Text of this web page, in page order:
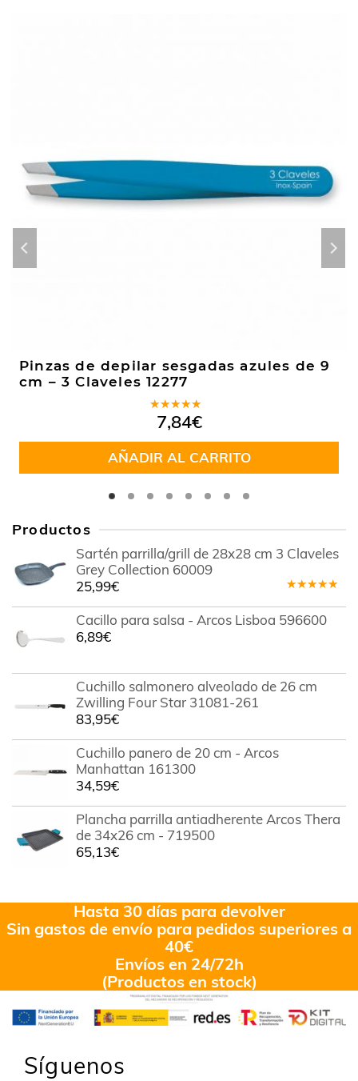
Pinzas de depilar sesgadas azules de 9
cm – 3 Claveles 12277
Valorado
en 5.00de
5
7,84€
AÑADIR AL CARRITO
Productos
Sartén parrilla/grill de 28x28 cm 3 Claveles
Grey Collection 60009
en5.00de
5
25,99€
Cacillo para salsa - Arcos Lisboa 596600
6,89€
Cuchillo salmonero alveolado de 26 cm
Zwilling Four Star 31081-261
83,95€
Cuchillo panero de 20 cm - Arcos
Manhattan 161300
34,59€
Plancha parrilla antiadherente Arcos Thera
de 34x26 cm - 719500
65,13€
Hasta 30 días para devolver
Sin gastos de envío para pedidos superiores a
40€
Envíos en 24/72h
(Productos en stock)
Síguenos